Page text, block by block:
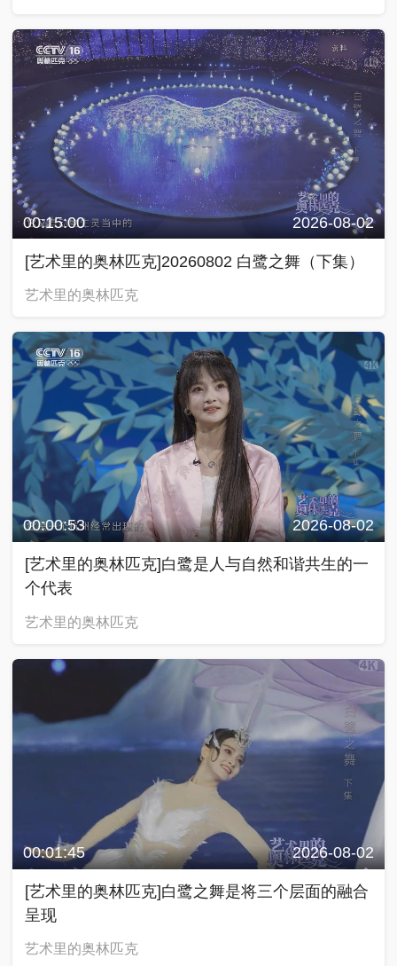
00:15:00 2026-08-02
[艺术里的奥林匹克]20260802 白鹭之舞（下集）
艺术里的奥林匹克
00:00:53 2026-08-02
[艺术里的奥林匹克]白鹭是人与自然和谐共生的一
个代表
艺术里的奥林匹克
00:01:45 2026-08-02
[艺术里的奥林匹克]白鹭之舞是将三个层面的融合
呈现
艺术里的奥林匹克